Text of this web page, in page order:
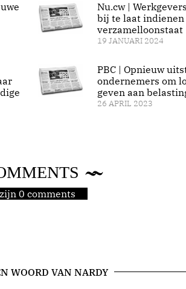
Nu.cw |
bij te laat indienen
verzamelloonstaat
19 JANUARI 2024
PBC | Opnieuw
ondernemers om
geven aan
26 APRIL 2023
0 comments
WOORD VAN NARDY